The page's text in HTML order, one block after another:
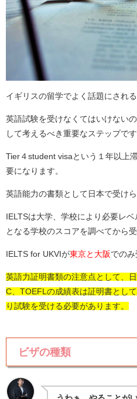
イギリスの留学でよく話題にされ
英語試験を受けなくてはいけない
して考えるべき重要なステップです
Tier４student visaという１年以上
要になります。
英語能力の書類として日本で受け
IELTSは大学、学校により必要レ
となる学校のスコアを調べてから
IELTS for UKVIが東京と大阪 でのみ
英語力証明書類の注意点として、
C、TOEFLの成績表は証明書とし
り試験を受ける必要があります。
ビザの種類